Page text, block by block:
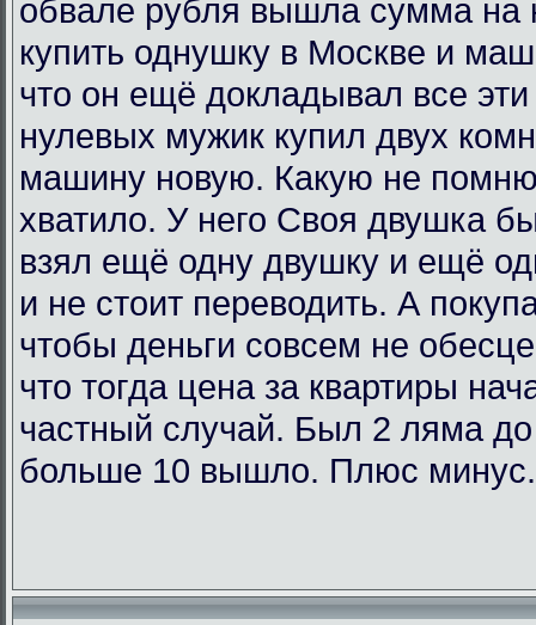
обвале рубля вышла сумма на
купить однушку в Москве и
что он ещё докладывал все
нулевых мужик купил двух
машину новую. Какую не
хватило. У него Своя двушка
взял ещё одну двушку и ещё
и не стоит переводить. А
чтобы деньги совсем не
что тогда цена за квартиры
частный случай. Был 2 ляма
больше 10 вышло. Плюс минус.